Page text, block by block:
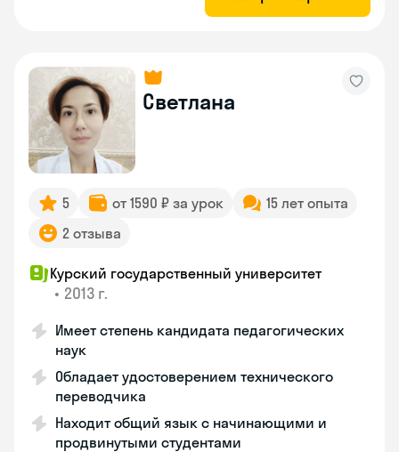
Светлана
5 от 1590 ₽ за урок
15 лет опыта
2 отзыва
Курский государственный университет
• 2013 г.
Имеет степень кандидата педагогических
наук
Обладает удостоверением технического
переводчика
Находит общий язык с начинающими и
продвинутыми студентами